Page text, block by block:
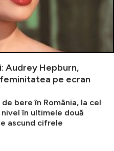
Audrey Hepburn,
pe ecran
de bere în România, la cel
nivel în ultimele două
ascund cifrele